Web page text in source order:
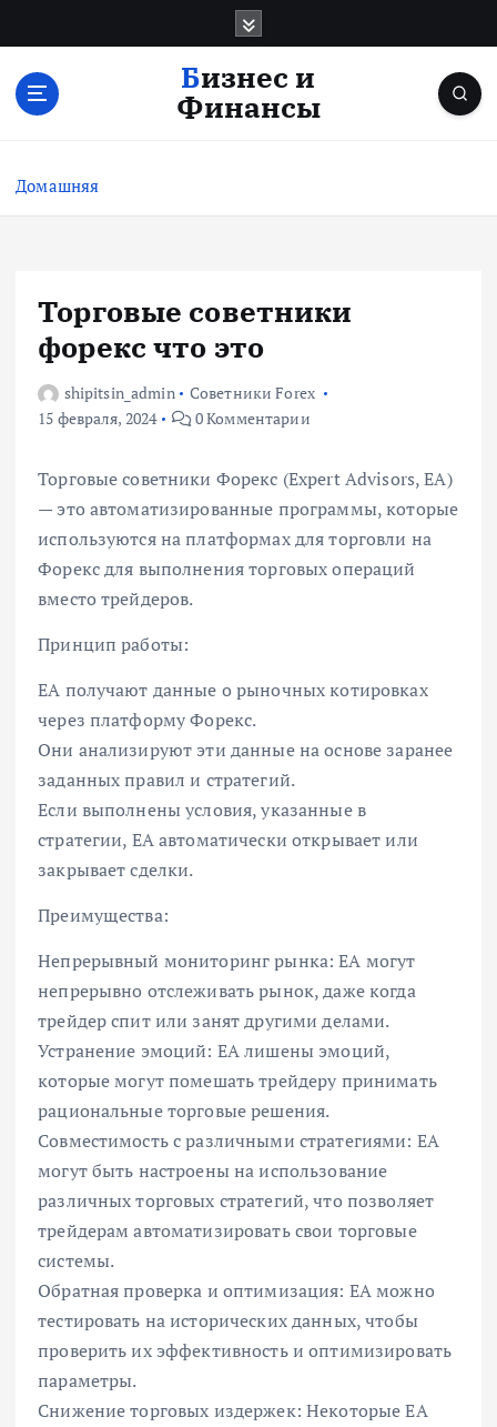
с
Бизнес и
Финансы
Домашняя
Торговые советники
форекс что это
shipitsin_admin
Советники Forex
15 февраля, 2024
0 Комментарии
Торговые советники Форекс (Expert Advisors, EA)
— это автоматизированные программы, которые
используются на платформах для торговли на
Форекс для выполнения торговых операций
вместо трейдеров.
Принцип работы:
EA получают данные о рыночных котировках
через платформу Форекс.
Они анализируют эти данные на основе заранее
заданных правил и стратегий.
Если выполнены условия, указанные в
стратегии, EA автоматически открывает или
закрывает сделки.
Преимущества:
Непрерывный мониторинг рынка: EA могут
непрерывно отслеживать рынок, даже когда
трейдер спит или занят другими делами.
Устранение эмоций: EA лишены эмоций,
которые могут помешать трейдеру принимать
рациональные торговые решения.
Совместимость с различными стратегиями: EA
могут быть настроены на использование
различных торговых стратегий, что позволяет
трейдерам автоматизировать свои торговые
системы.
Обратная проверка и оптимизация: EA можно
тестировать на исторических данных, чтобы
проверить их эффективность и оптимизировать
параметры.
Снижение торговых издержек: Некоторые EA